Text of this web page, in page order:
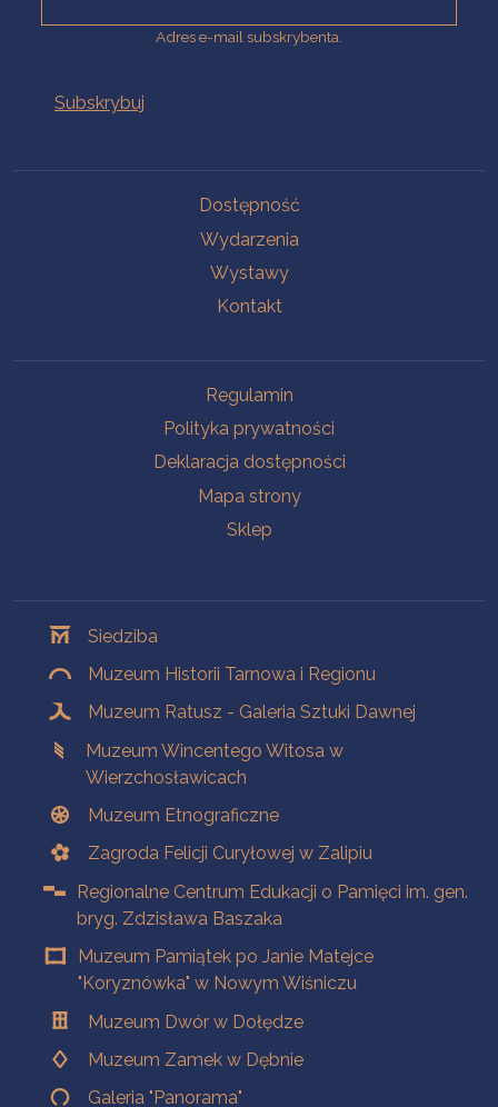
Adres e-mail subskrybenta.
Dostępność
Wydarzenia
Wystawy
Kontakt
Regulamin
Polityka prywatności
Deklaracja dostępności
Mapa strony
Sklep
Siedziba
Muzeum Historii Tarnowa i Regionu
Muzeum Ratusz - Galeria Sztuki Dawnej
Muzeum Wincentego Witosa w
Wierzchosławicach
Muzeum Etnograficzne
Zagroda Felicji Curyłowej w Zalipiu
Regionalne Centrum Edukacji o Pamięci im. gen.
bryg. Zdzisława Baszaka
Muzeum Pamiątek po Janie Matejce
"Koryznówka" w Nowym Wiśniczu
Muzeum Dwór w Dołędze
Muzeum Zamek w Dębnie
Galeria "Panorama"